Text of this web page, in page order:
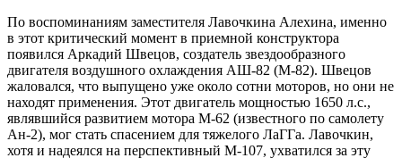
По воспоминаниям заместителя Лавочкина Алехина, именно
в этот критический момент в приемной конструктора
появился Аркадий Швецов, создатель звездообразного
двигателя воздушного охлаждения АШ-82 (М-82). Швецов
жаловался, что выпущено уже около сотни моторов, но они не
находят применения. Этот двигатель мощностью 1650 л.с.,
являвшийся развитием мотора М-62 (известного по самолету
Ан-2), мог стать спасением для тяжелого ЛаГГа. Лавочкин,
хотя и надеялся на перспективный М-107, ухватился за эту